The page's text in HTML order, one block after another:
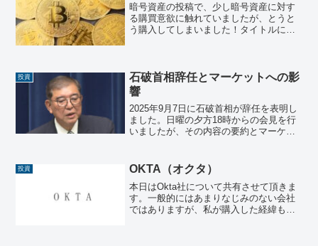
暗号資産の投稿で、少し暗号資産に対す
る購買意欲に触れていましたが、とうと
う購入してしまいました！タイトルにあ
て共有さ...
投資
石破首相辞任とマーケットへの影
響
2025年9月7日に石破首相が辞任を表明し
ました。日曜の夕方18時からの会見を行
いましたが、その内容の要約とマーケッ
相の辞任表明会見について３つのポイン
トで要約すると。...
投資 OKTA（オクタ）
本日はOkta社について共有させて頂きま
す。一般的にはあまりなじみのない会社
ではありますが、私が購入した経緯も踏